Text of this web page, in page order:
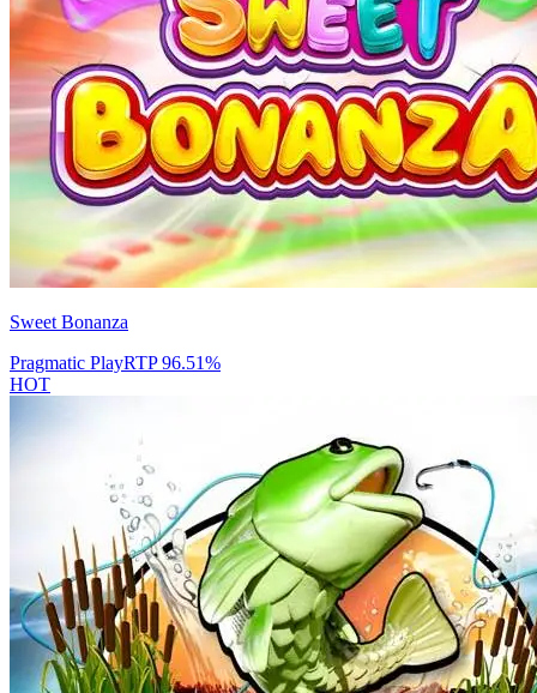
Sweet Bonanza
Pragmatic PlayRTP96.51%
HOT